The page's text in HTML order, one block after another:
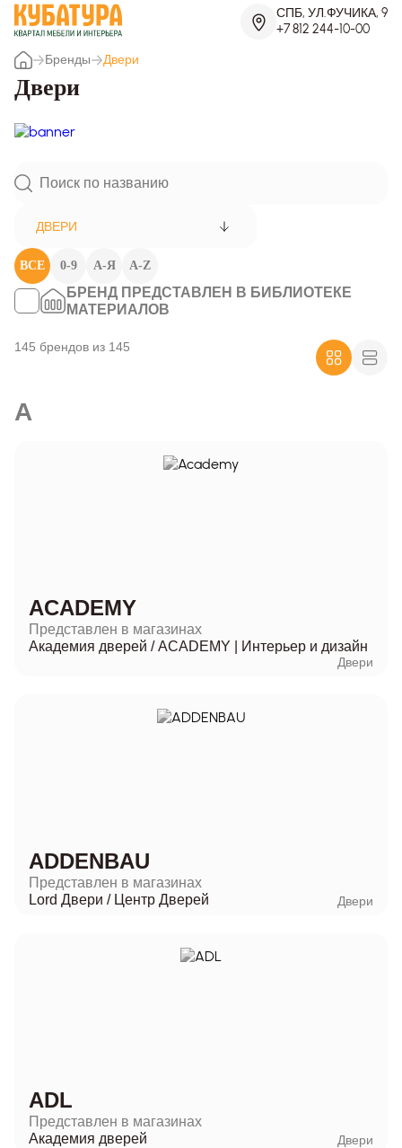
СПБ, УЛ.ФУЧИКА, 9
+7 812 244-10-00
Бренды
Двери
Двери
ДВЕРИ
ВСЕ 0-9 А-Я A-Z
БРЕНД ПРЕДСТАВЛЕН В БИБЛИОТЕКЕ
МАТЕРИАЛОВ
145 брендов из 145
A
ACADEMY
Представлен в магазинах
Академия дверей /ACADEMY | Интерьер и дизайн
Двери
ADDENBAU
Представлен в магазинах
Lord Двери / Центр Дверей Двери
ADL
Представлен в магазинах
Академия дверей
Двери